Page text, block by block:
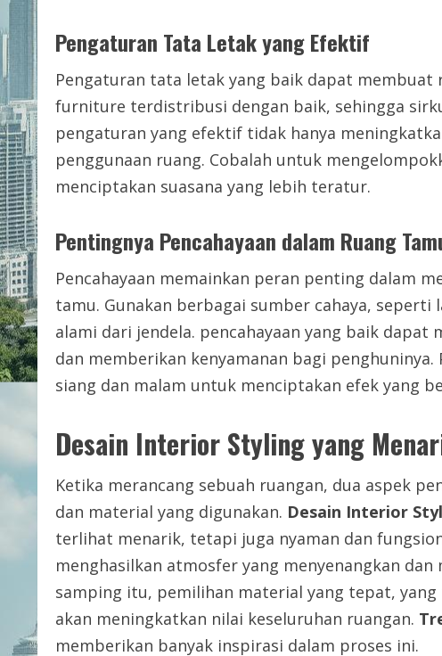
Pengaturan Tata Letak yang Efektif
Pengaturan tata letak yang baik dapat membuat
furniture terdistribusi dengan baik, sehingga
pengaturan yang efektif tidak hanya
penggunaan ruang. Cobalah untuk
menciptakan suasana yang lebih teratur.
Pentingnya Pencahayaan dalam Ruang
Pencahayaan memainkan peran penting dalam
tamu. Gunakan berbagai sumber cahaya,
alami dari jendela. pencahayaan yang baik dapat
dan memberikan kenyamanan bagi
siang dan malam untuk menciptakan efek yang
Desain Interior Styling yang
Ketika merancang sebuah ruangan, dua aspek
dan material yang digunakan. Desain Interior
terlihat menarik, tetapi juga nyaman dan
menghasilkan atmosfer yang menyenangkan
samping itu, pemilihan material yang tepat,
akan meningkatkan nilai keseluruhan ruangan.
memberikan banyak inspirasi dalam proses ini.